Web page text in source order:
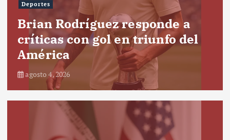
Deportes
Brian Rodríguez responde a
críticas con gol en triunfo del
América
agosto 4, 2026